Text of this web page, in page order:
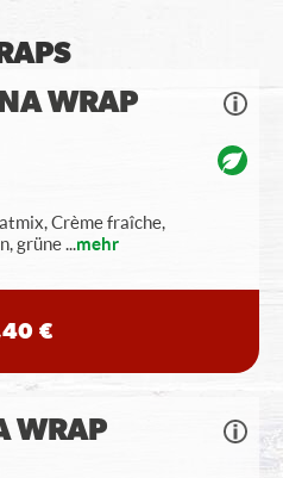
WRAP
Crème fraîche,
grüne...mehr
€
WRAP